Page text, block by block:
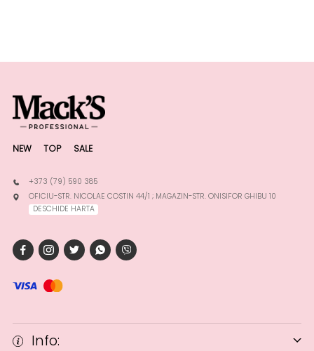
NEW TOP SALE
+373 (79) 590 385
OFICIU-STR. NICOLAE COSTIN 44/1 ; MAGAZIN-STR. ONISIFOR GHIBU 10
DESCHIDE HARTA
Info: